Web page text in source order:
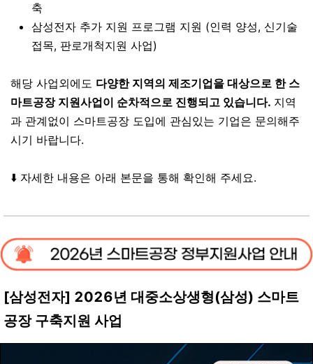
축
삼성전자 추가 지원 프로그램 지원 (인력 양성, 신기술
접목, 판로개척지원 사업)
해당 사업외에도 다양한 지역의 제조기업을 대상으로 한 스
마트공장 지원사업이 순차적으로 진행되고 있습니다. 지역
과 관계없이 스마트공장 도입에 관심있는 기업은 문의해주
시기 바랍니다.
⬇️ 자세한 내용은 아래 본문을 통해 확인해 주세요.
[삼성전자] 2026년 대중소상생형(삼성) 스마트
공장 구축지원 사업